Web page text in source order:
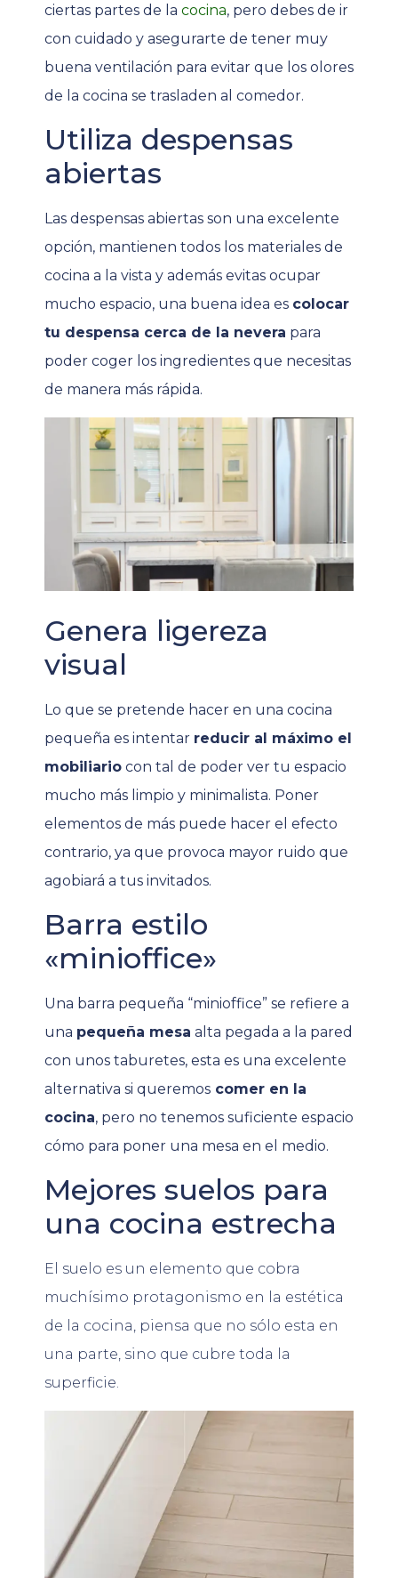
ciertas partes de la cocina, pero debes de ir
con cuidado y asegurarte de tener muy
buena ventilación para evitar que los olores
de la cocina se trasladen al comedor.
Utiliza despensas
abiertas
Las despensas abiertas son una excelente
opción, mantienen todos los materiales de
cocina a la vista y además evitas ocupar
mucho espacio, una buena idea es colocar
tu despensa cerca de la nevera para
poder coger los ingredientes que necesitas
de manera más rápida.
Genera ligereza
visual
Lo que se pretende hacer en una cocina
pequeña es intentar reducir al máximo el
mobiliario con tal de poder ver tu espacio
mucho más limpio y minimalista. Poner
elementos de más puede hacer el efecto
contrario, ya que provoca mayor ruido que
agobiará a tus invitados.
Barra estilo
«minioffice»
Una barra pequeña “minioffice” se refiere a
una pequeña mesa alta pegada a la pared
con unos taburetes, esta es una excelente
alternativa si queremos comer en la
cocina, pero no tenemos suficiente espacio
cómo para poner una mesa en el medio.
Mejores suelos para
una cocina estrecha
El suelo es un elemento que cobra
muchísimo protagonismo en la estética
de la cocina, piensa que no sólo esta en
una parte, sino que cubre toda la
superficie.